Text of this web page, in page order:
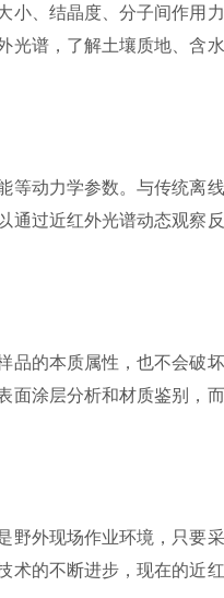
、结晶度、分子间作用
光谱，了解土壤质地、含
动力学参数。与传统离
通过近红外光谱动态观察
的本质属性，也不会破
面涂层分析和材质鉴别，
外现场作业环境，只要
术的不断进步，现在的近